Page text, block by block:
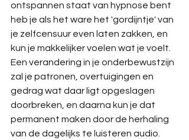
ontspannen staat van hypnose bent
heb je als het ware het 'gordijntje' van
je zelfcensuur even laten zakken, en
kun je makkelijker voelen wat je voelt.
Een verandering in je onderbewustzijn
zal je patronen, overtuigingen en
gedrag wat daar ligt opgeslagen
doorbreken, en daarna kun je dat
permanent maken door de herhaling
van de dagelijks te luisteren audio.